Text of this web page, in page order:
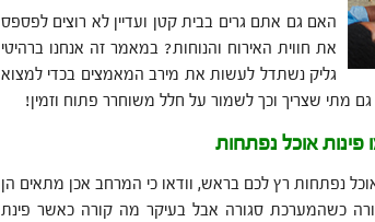
האם גם אתם גרים בבית קטן ועדיין לא רוצים לפספס
את חווית האירוח והנוחות? במאמר זה אנחנו ברהיטי
גליק נשתדל לעשות את מירב המאמצים בכדי למצוא
גם מתי שצריך וכך לשמור על חלל משוחרר פתוח וזמין!
נפתחות רץ לכם בראש, וודאו כי המרחב אכן מתאים הן
כשהמערכת סגורה אבל בעיקר מה קורה כאשר פינת